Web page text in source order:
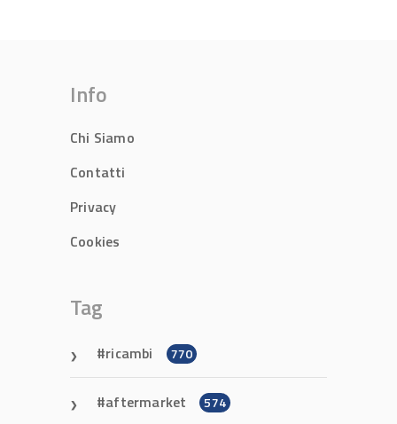
Info
Chi Siamo
Contatti
Privacy
Cookies
Tag
ricambi 770
aftermarket 574